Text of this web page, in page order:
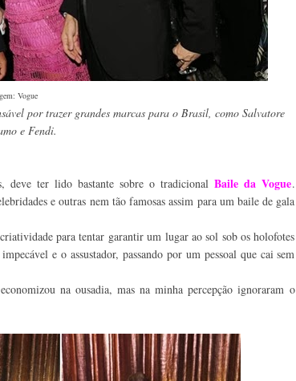
Vogue
por trazer grandes marcas para o Brasil, como Salvatore
e Fendi.
deve ter lido bastante sobre o tradicional Baile da Vogue.
e outras nem tão famosas assim para um baile de gala
para tentar garantir um lugar ao sol sob os holofotes
e o assustador, passando por um pessoal que cai sem
na ousadia, mas na minha percepção ignoraram o